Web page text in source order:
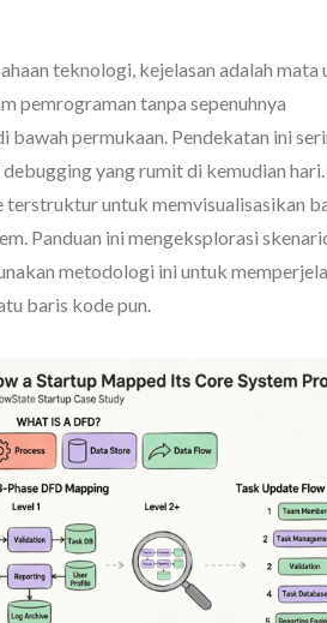
teknologi, kejelasan adalah mata
pemrograman tanpa sepenuhnya
bawah permukaan. Pendekatan ini
yang rumit di kemudian
terstruktur untuk memvisualisasikan
Panduan ini mengeksplorasi
metodologi ini untuk
baris kode pun.